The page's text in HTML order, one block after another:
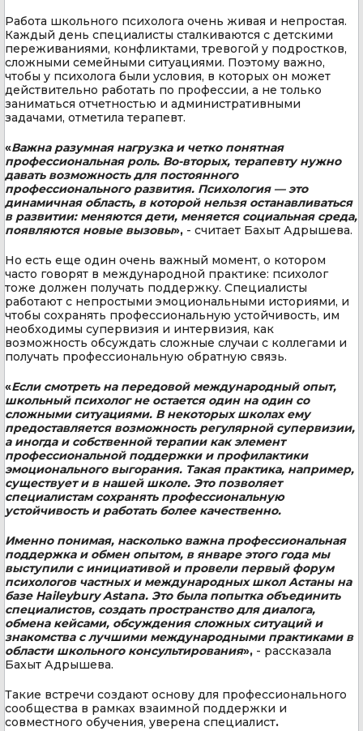
Работа школьного психолога очень живая и непростая.
Каждый день специалисты сталкиваются с детскими
переживаниями, конфликтами, тревогой у подростков,
сложными семейными ситуациями. Поэтому важно,
чтобы у психолога были условия, в которых он может
действительно работать по профессии, а не только
заниматься отчетностью и административными
задачами, отметила терапевт.
«Важна разумная нагрузка и четко понятная
профессиональная роль. Во-вторых, терапевту нужно
давать возможность для постоянного
профессионального развития. Психология — это
динамичная область, в которой нельзя останавливаться
в развитии: меняются дети, меняется социальная среда,
появляются новые вызовы», - считает Бахыт Адрышева.
Но есть еще один очень важный момент, о котором
часто говорят в международной практике: психолог
тоже должен получать поддержку. Специалисты
работают с непростыми эмоциональными историями, и
чтобы сохранять профессиональную устойчивость, им
необходимы супервизия и интервизия, как
возможность обсуждать сложные случаи с коллегами и
получать профессиональную обратную связь.
«Если смотреть на передовой международный опыт,
школьный психолог не остается один на один со
сложными ситуациями. В некоторых школах ему
предоставляется возможность регулярной супервизии,
а иногда и собственной терапии как элемент
профессиональной поддержки и профилактики
эмоционального выгорания. Такая практика, например,
существует и в нашей школе. Это позволяет
специалистам сохранять профессиональную
устойчивость и работать более качественно.
Именно понимая, насколько важна профессиональная
поддержка и обмен опытом, в январе этого года мы
выступили с инициативой и провели первый форум
психологов частных и международных школ Астаны на
базе Haileybury Astana. Это была попытка объединить
специалистов, создать пространство для диалога,
обмена кейсами, обсуждения сложных ситуаций и
знакомства с лучшими международными практиками в
области школьного консультирования», - рассказала
Бахыт Адрышева.
Такие встречи создают основу для профессионального
сообщества в рамках взаимной поддержки и
совместного обучения, уверена специалист.